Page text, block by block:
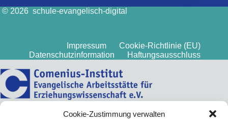
Cookie-Zustimmung verwalten
© 2026 schule-evangelisch-digital
Impressum
Cookie-Richtlinie (EU)
Datenschutzinformation
Haftungsausschluss